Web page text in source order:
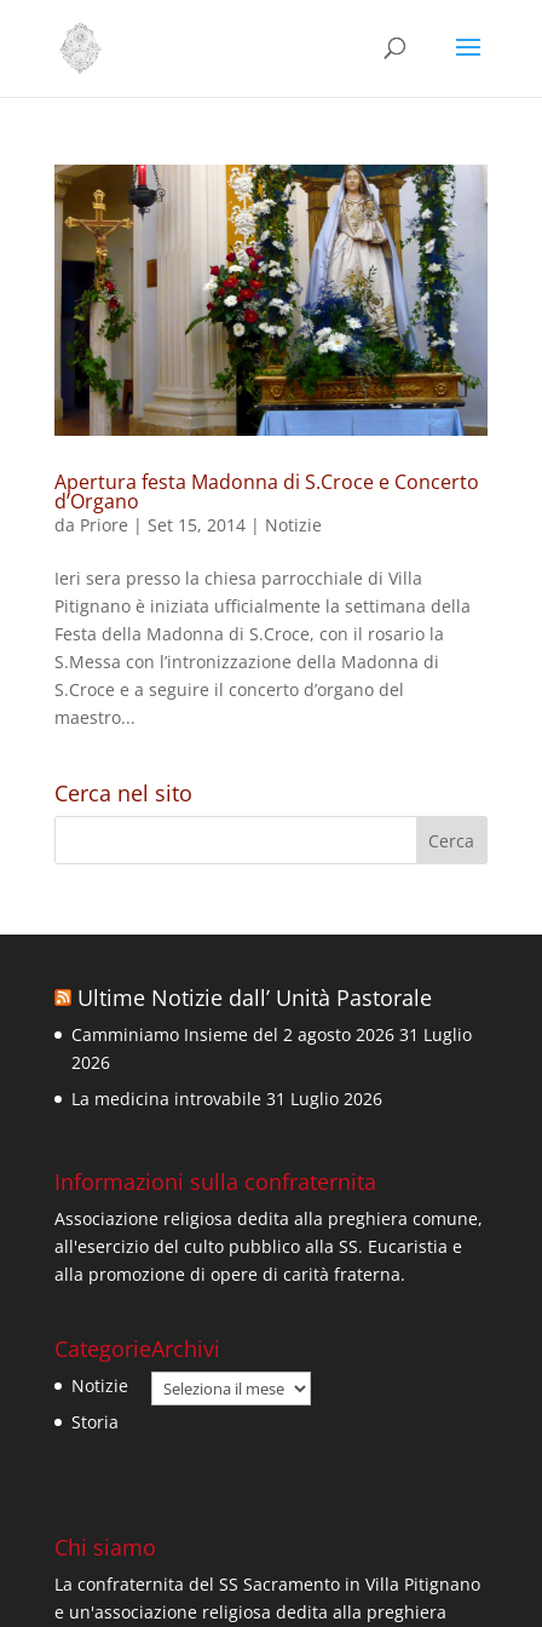
Apertura festa Madonna di S.Croce e Concerto
d’Organo
da Priore | Set 15, 2014| Notizie
Ieri sera presso la chiesa parrocchiale di Villa
Pitignano è iniziata ufficialmente la settimana della
Festa della Madonna di S.Croce, con il rosario la
S.Messa con l’intronizzazione della Madonna di
S.Croce e a seguire il concerto d’organo del
maestro...
Cerca nel sito
Ultime Notizie dall’ Unità Pastorale
Camminiamo Insieme del 2 agosto 2026 31 Luglio
2026
La medicina introvabile 31 Luglio 2026
Informazioni sulla confraternita
Associazione religiosa dedita alla preghiera comune,
all'esercizio del culto pubblico alla SS. Eucaristia e
alla promozione di opere di carità fraterna.
Categorie
Notizie
Storia
Archivi
Archivi
Chi siamo
La confraternita del SS Sacramento in Villa Pitignano
e un'associazione religiosa dedita alla preghiera